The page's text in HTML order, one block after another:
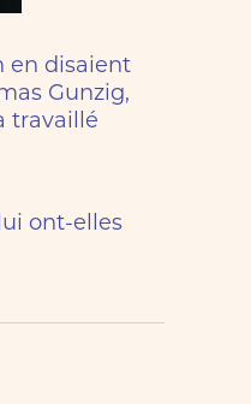
en disaient
Gunzig,
travaillé
ont-elles